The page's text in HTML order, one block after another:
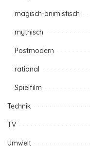
magisch-animistisch
mythisch
Postmodern
rational
Spielfilm
Technik
TV
Umwelt